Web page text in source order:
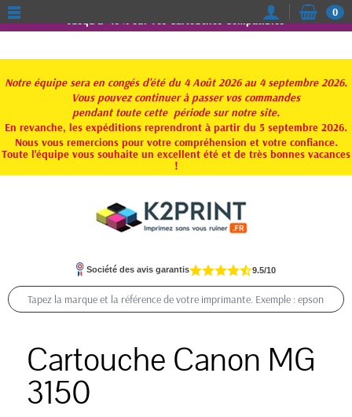
Jusqu'à -15% sur vos Cartouches Compatibles
Notre équipe sera en congés d'été du 4 Août 2026 au 4 septembre 2026.
Vous pouvez continuer à passer vos commandes
pendant toute cette période sur notre site.
En revanche, les expéditions reprendront à partir du 5 septembre 2026.
Nous vous remercions pour votre compréhension et votre confiance.
Toute l'équipe vous souhaite un excellent été et de très bonnes vacances
!
0
Société des avis garantis 9.5/10
Cartouche Canon MG
3150